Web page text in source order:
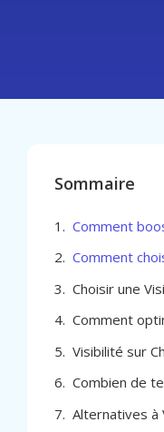
Sommaire